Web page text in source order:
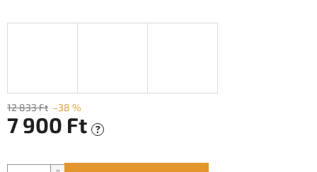
12 833 Ft –38 %
7 900 Ft ?